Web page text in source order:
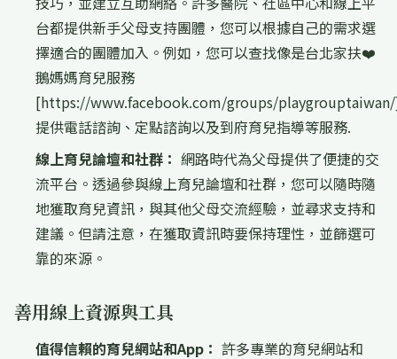
台都提供新手父母支持團體，您可以根據自己的需求選
擇適合的團體加入。例如，您可以查找像是台北家扶❤️
鵝媽媽育兒服務
[https://www.facebook.com/groups/
提供電話諮詢、定點諮詢以及到府育兒指導等服務.
線上育兒論壇和社群： 網路時代為父母提供了便捷的交
流平台。透過參與線上育兒論壇和社群，您可以隨時隨
地獲取育兒資訊，與其他父母交流經驗，並尋求支持和
建議。但請注意，在獲取資訊時要保持理性，並篩選可
靠的來源。
善用線上資源與工具
值得信賴的育兒網站和App： 許多專業的育兒網站和